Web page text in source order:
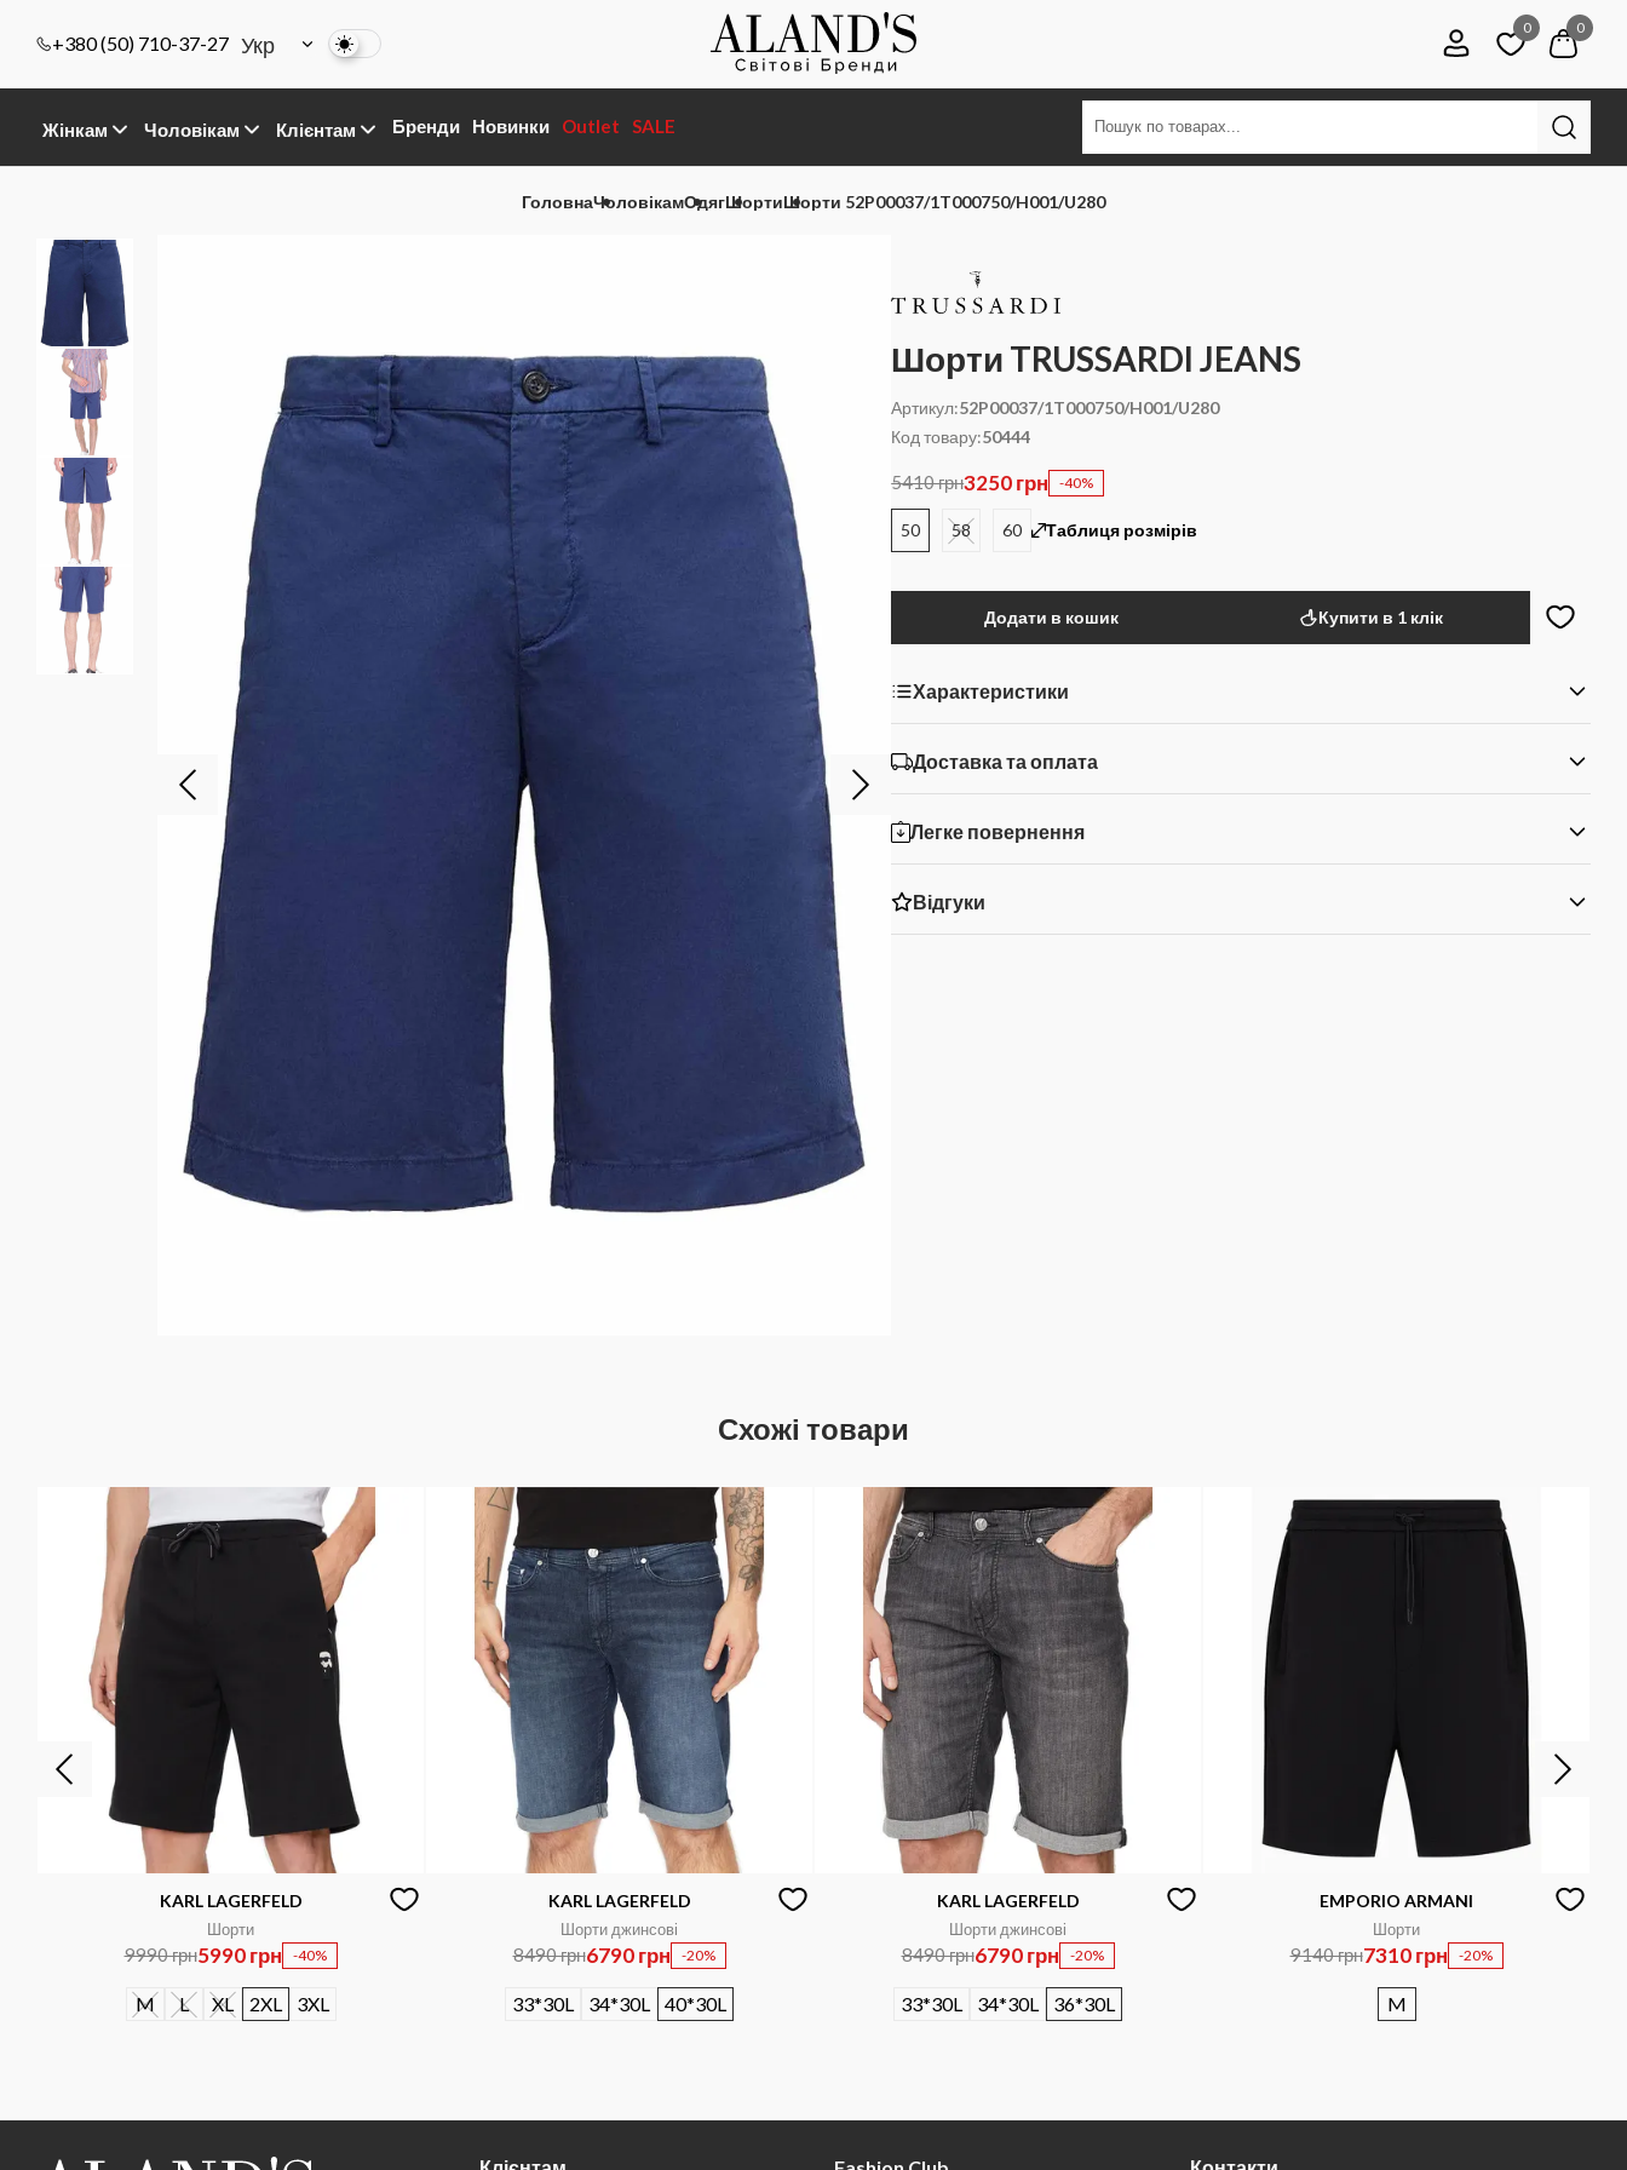
+380 (50) 710-37-27 Укр
0 0
Жінкам Чоловікам Клієнтам Бренди Новинки Outlet SALE
ГоловнаЧоловікамОдягШортиШорти 52P00037/1T000750/H001/U280
Шорти TRUSSARDI JEANS
Артикул:52P00037/1T000750/H001/U280
Код товару:50444
5410 грн3250 грн -40%
50 58 60 Таблиця розмірів
Додати в кошик Купити в 1 клік
Характеристики
Доставка та оплата
Легке повернення
Відгуки
Схожі товари
KARL LAGERFELD
Шорти
9990 грн5990 грн -40%
M L XL 2XL 3XL
KARL LAGERFELD
Шорти джинсові
8490 грн6790 грн -20%
33*30L 34*30L 40*30L
KARL LAGERFELD
Шорти джинсові
8490 грн6790 грн -20%
33*30L 34*30L 36*30L
EMPORIO ARMANI
Шорти
9140 грн7310 грн -20%
M